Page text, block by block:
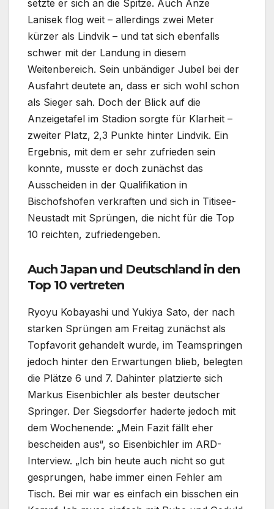
setzte er sich an die Spitze. Auch Anze
Lanisek flog weit – allerdings zwei Meter
kürzer als Lindvik – und tat sich ebenfalls
schwer mit der Landung in diesem
Weitenbereich. Sein unbändiger Jubel bei der
Ausfahrt deutete an, dass er sich wohl schon
als Sieger sah. Doch der Blick auf die
Anzeigetafel im Stadion sorgte für Klarheit –
zweiter Platz, 2,3 Punkte hinter Lindvik. Ein
Ergebnis, mit dem er sehr zufrieden sein
konnte, musste er doch zunächst das
Ausscheiden in der Qualifikation in
Bischofshofen verkraften und sich in Titisee-
Neustadt mit Sprüngen, die nicht für die Top
10 reichten, zufriedengeben.
Auch Japan und Deutschland in den
Top 10 vertreten
Ryoyu Kobayashi und Yukiya Sato, der nach
starken Sprüngen am Freitag zunächst als
Topfavorit gehandelt wurde, im Teamspringen
jedoch hinter den Erwartungen blieb, belegten
die Plätze 6 und 7. Dahinter platzierte sich
Markus Eisenbichler als bester deutscher
Springer. Der Siegsdorfer haderte jedoch mit
dem Wochenende: „Mein Fazit fällt eher
bescheiden aus“, so Eisenbichler im ARD-
Interview. „Ich bin heute auch nicht so gut
gesprungen, habe immer einen Fehler am
Tisch. Bei mir war es einfach ein bisschen ein